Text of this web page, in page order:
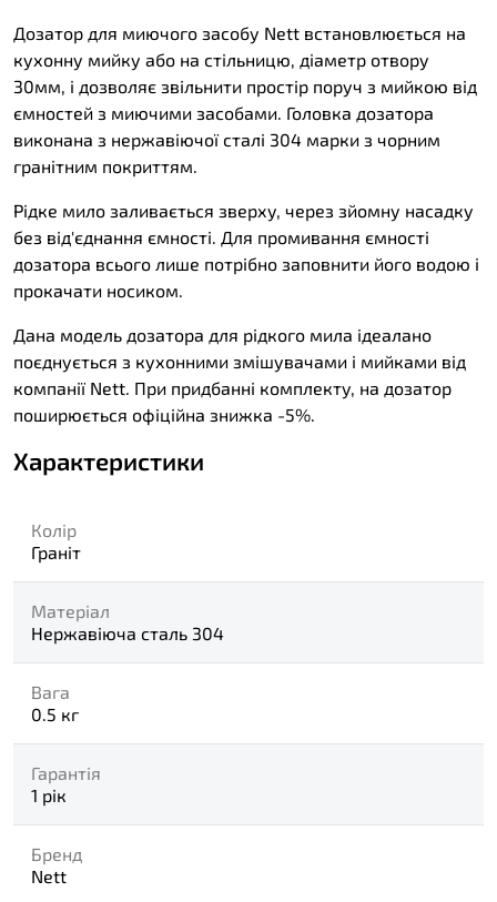
Дозатор для миючого засобу Nett встановлюється на
кухонну мийку або на стільницю, діаметр отвору
30мм, і дозволяє звільнити простір поруч з мийкою від
ємностей з миючими засобами. Головка дозатора
виконана з нержавіючої сталі 304 марки з чорним
гранітним покриттям.
Рідке мило заливається зверху, через зйомну насадку
без від'єднання ємності. Для промивання ємності
дозатора всього лише потрібно заповнити його водою і
прокачати носиком.
Дана модель дозатора для рідкого мила ідеалано
поєднується з кухонними змішувачами і мийками від
компанії Nett. При придбанні комплекту, на дозатор
поширюється офіційна знижка -5%.
Характеристики
Колір
Граніт
Матеріал
Нержавіюча сталь 304
Вага
0.5 кг
Гарантія
1 рік
Бренд
Nett